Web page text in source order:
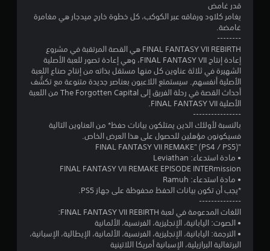
ن
ج
و
م
ن
قدر غامض
يغامر كلاود ورفاقه عبر الكوكب، كل خطوة خارج ميدجار هي مغامرة
غامضة.
--------
FINAL FANTASY VII REBIRTH هي القصة المرتقبة في مشروع
إعادة إنتاج FINAL FANTASY VII، وهي إعادة تصور للعبة الأصلية
الشهيرة في ثلاثة عناوين كل منها مستقل بذاته من إنتاج صناع اللعبة
الأصلية أنفسهم. سيستمتع اللاعبون بعناصر جديدة متنوعة مع تكشُّف
أحداث القصة في رحلة الفريق إلى The Forgotten Capital من اللعبة
الأصلية FINAL FANTASY VII.
----------------
بالنسبة لأولئك الذين يمتلكون بيانات حفظ* من العناوين التالية
فسيكونون مؤهلين للحصول على هذا العرض الخاص.
"FINAL FANTASY VII REMAKE" (PS4 / PS5)
• مادة استدعاء: Leviathan
FINAL FANTASY VII REMAKE EPISODE INTERmission
• مادة استدعاء: Ramuh
*يجب أن تكون بيانات الحفظ محفوظة على جهاز PS5.
--------------
اللغات المدعومة في لعبة FINAL FANTASY VII REBIRTH:
• الصوت: اليابانية، الإنجليزية، الفرنسية، الألمانية
• الترجمة: اليابانية، الإنجليزية، الفرنسية، الألمانية، الإيطالية، الإسبانية،
البرتغالية البرازيلية، الإسبانية أمريكا اللاتينية